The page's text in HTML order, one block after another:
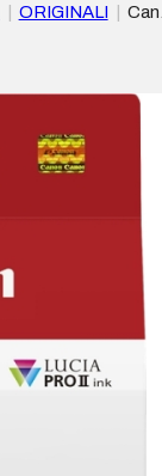
ORIGINALI